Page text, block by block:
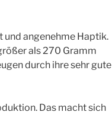
angenehme Haptik.
als 270 Gramm
durch ihre sehr gute
Das macht sich